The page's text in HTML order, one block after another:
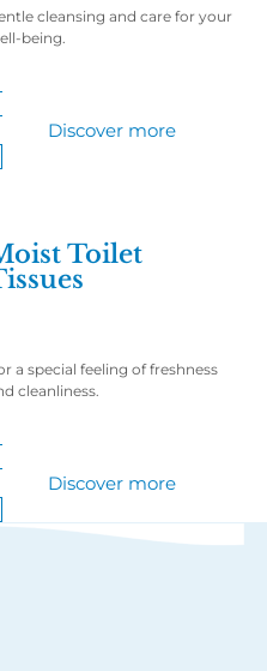
cleansing and care for your
being.
Discover more
Toilet
a special feeling of freshness
cleanliness.
Discover more